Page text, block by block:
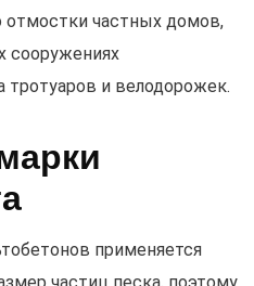
отмостки частных домов,
сооружениях
и велодорожек.
применяется